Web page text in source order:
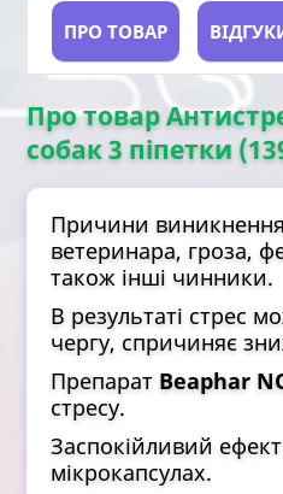
ПРО ТОВАР
Про товар
собак 3 піпетки
Причини виникнення
ветеринара, гроза,
також інші чинники.
В результаті стрес
чергу, спричиняє
Препарат Beaphar
стресу.
Заспокійливий
мікрокапсулах.